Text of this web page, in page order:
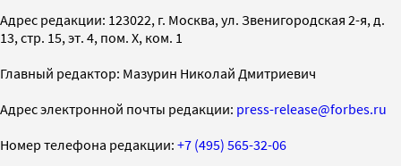
Адрес редакции: 123022, г. Москва, ул. Звенигородская 2-я, д.
13, стр. 15, эт. 4, пом. X, ком. 1
Главный редактор: Мазурин Николай Дмитриевич
Адрес электронной почты редакции: press-release@forbes.ru
Номер телефона редакции: +7 (495) 565-32-06